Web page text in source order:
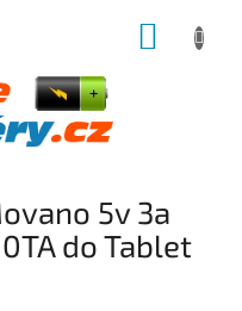
5v 3a
do Tablet